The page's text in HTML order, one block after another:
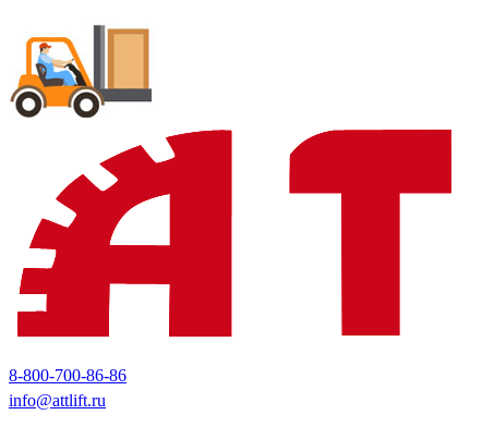
8-800-700-86-86
info@attlift.ru